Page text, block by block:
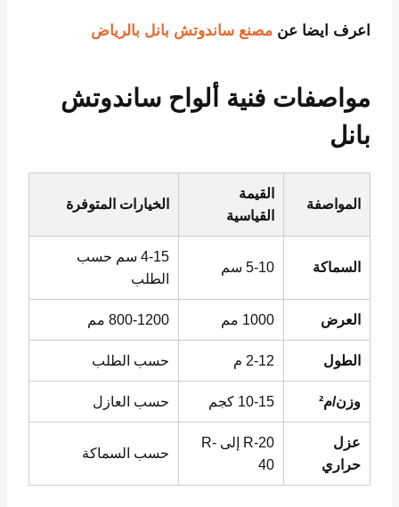
اعرف ايضا عن مصنع ساندوتش بانل بالرياض
مواصفات فنية ألواح ساندوتش
بانل
المواصفة
القيمة
القياسية
الخيارات المتوفرة
السماكة 5-10 سم
4-15 سم حسب
الطلب
العرض 1000 مم 800-1200 مم
الطول 2-12 م حسب الطلب
وزن/م² 10-15 كجم حسب العازل
عزل
حراري
R-20 إلى R-
40
حسب السماكة